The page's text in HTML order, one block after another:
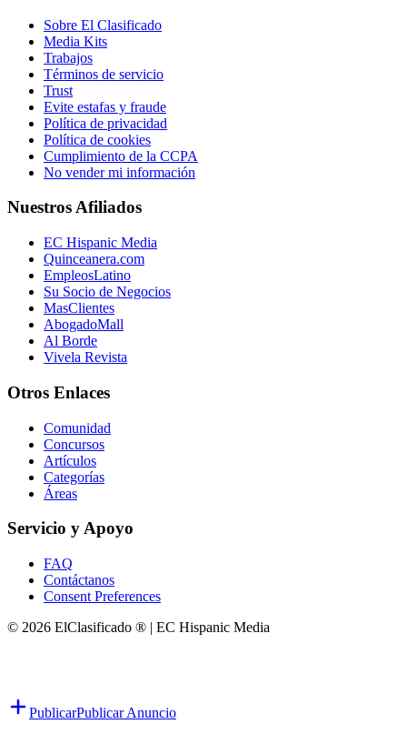
Sobre El Clasificado
Media Kits
Trabajos
Términos de servicio
Trust
Evite estafas y fraude
Política de privacidad
Política de cookies
Cumplimiento de la CCPA
No vender mi información
Nuestros Afiliados
EC Hispanic Media
Quinceanera.com
EmpleosLatino
Su Socio de Negocios
MasClientes
AbogadoMall
Al Borde
Vivela Revista
Otros Enlaces
Comunidad
Concursos
Artículos
Categorías
Áreas
Servicio y Apoyo
FAQ
Contáctanos
Consent Preferences
© 2026 ElClasificado ® | EC Hispanic Media
PublicarPublicar Anuncio